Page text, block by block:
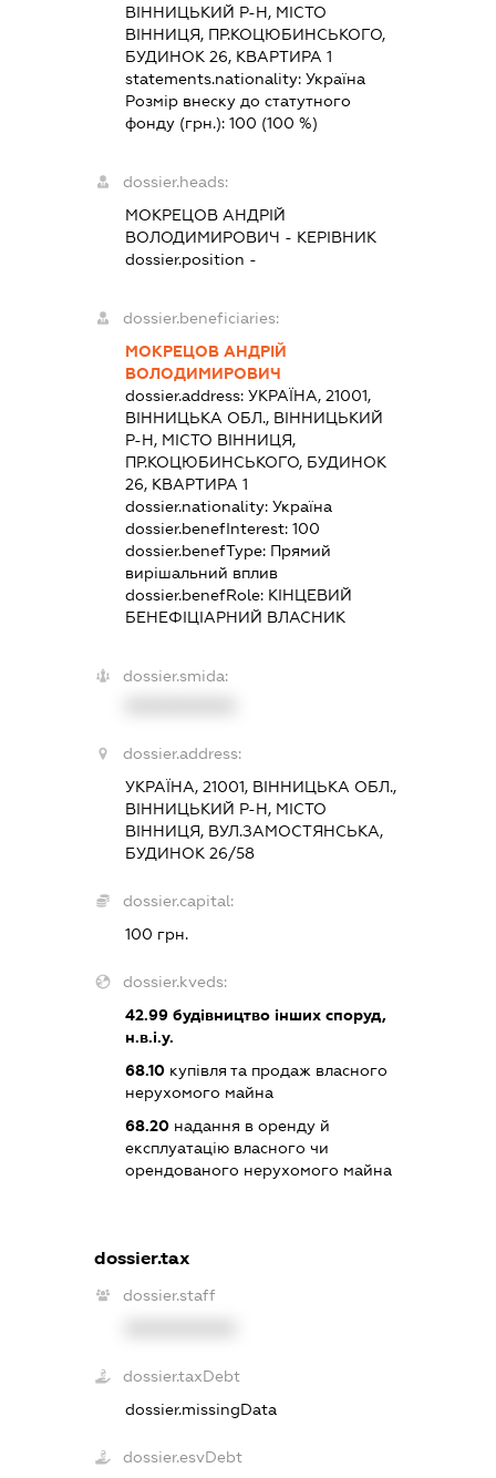
ВІННИЦЬКИЙ Р-Н, МІСТО
ВІННИЦЯ, ПР.КОЦЮБИНСЬКОГО,
БУДИНОК 26, КВАРТИРА 1
statements.nationality:Україна
Розмір внеску до статутного
фонду (грн.):100 (100 %)
dossier.heads:
МОКРЕЦОВ АНДРІЙ
ВОЛОДИМИРОВИЧ - КЕРІВНИК
dossier.position -
dossier.beneficiaries:
МОКРЕЦОВ АНДРІЙ
ВОЛОДИМИРОВИЧ
dossier.address:УКРАЇНА, 21001,
ВІННИЦЬКА ОБЛ., ВІННИЦЬКИЙ
Р-Н, МІСТО ВІННИЦЯ,
ПР.КОЦЮБИНСЬКОГО, БУДИНОК
26, КВАРТИРА 1
dossier.nationality:Україна
dossier.benefInterest:100
dossier.benefType: Прямий
вирішальний вплив
dossier.benefRole: КІНЦЕВИЙ
БЕНЕФІЦІАРНИЙ ВЛАСНИК
dossier.smida:
dossier.address:
УКРАЇНА, 21001, ВІННИЦЬКА ОБЛ.,
ВІННИЦЬКИЙ Р-Н, МІСТО
ВІННИЦЯ, ВУЛ.ЗАМОСТЯНСЬКА,
БУДИНОК 26/58
dossier.capital:
100 грн.
dossier.kveds:
42.99 будівництво інших споруд,
н.в.і.у.
68.10 купівля та продаж власного
нерухомого майна
68.20 надання в оренду й
експлуатацію власного чи
орендованого нерухомого майна
dossier.tax
dossier.staff
dossier.taxDebt
dossier.missingData
dossier.esvDebt